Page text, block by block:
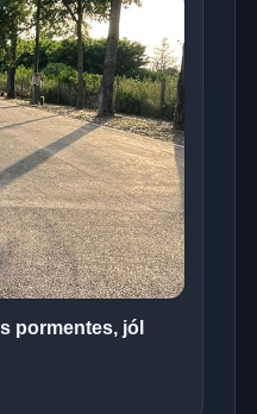
pormentes, jól